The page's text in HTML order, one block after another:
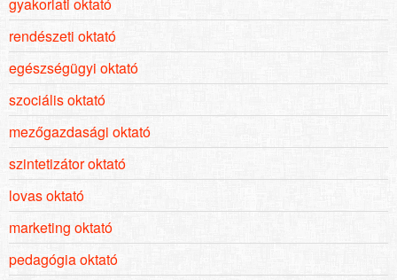
gyakorlati oktató
rendészeti oktató
egészségügyi oktató
szociális oktató
mezőgazdasági oktató
szintetizátor oktató
lovas oktató
marketing oktató
pedagógia oktató